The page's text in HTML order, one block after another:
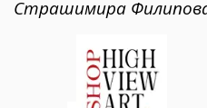
Страшимира